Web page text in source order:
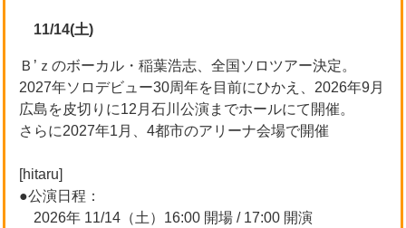
11/14(土)
Ｂ’ｚのボーカル・稲葉浩志、全国ソロツアー決定。
2027年ソロデビュー30周年を目前にひかえ、2026年9月
広島を皮切りに12月石川公演までホールにて開催。
さらに2027年1月、4都市のアリーナ会場で開催
[hitaru]
●公演日程：
2026年 11/14（土）16:00 開場 / 17:00 開演